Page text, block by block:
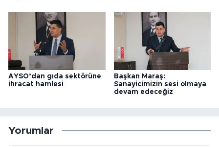
AYSO’dan gıda sektörüne
ihracat hamlesi
Başkan Maraş:
Sanayicimizin sesi olmaya
devam edeceğiz
Yorumlar